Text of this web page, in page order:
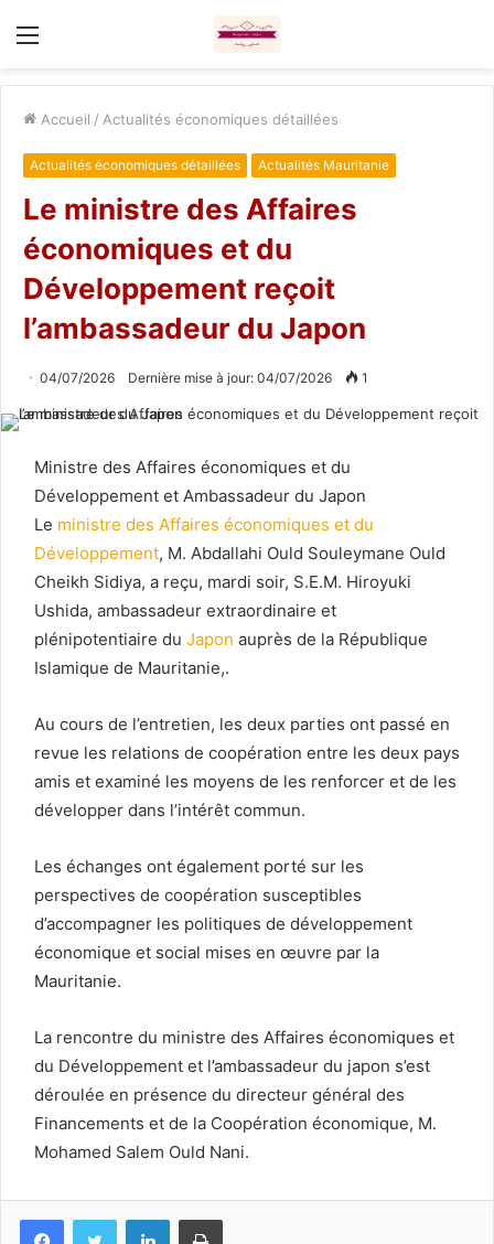
Menu
Accueil / Actualités économiques détaillées
Actualités économiques détaillées Actualités Mauritanie
Le ministre des Affaires
économiques et du
Développement reçoit
l’ambassadeur du Japon
04/07/2026 Dernière mise à jour: 04/07/2026 1
Ministre des Affaires économiques et du
Développement et Ambassadeur du Japon
Le ministre des Affaires économiques et du
Développement, M. Abdallahi Ould Souleymane Ould
Cheikh Sidiya, a reçu, mardi soir, S.E.M. Hiroyuki
Ushida, ambassadeur extraordinaire et
plénipotentiaire du Japon auprès de la République
Islamique de Mauritanie,.
Au cours de l’entretien, les deux parties ont passé en
revue les relations de coopération entre les deux pays
amis et examiné les moyens de les renforcer et de les
développer dans l’intérêt commun.
Les échanges ont également porté sur les
perspectives de coopération susceptibles
d’accompagner les politiques de développement
économique et social mises en œuvre par la
Mauritanie.
La rencontre du ministre des Affaires économiques et
du Développement et l’ambassadeur du japon s’est
déroulée en présence du directeur général des
Financements et de la Coopération économique, M.
Mohamed Salem Ould Nani.
FacebookTwitter LinkedinImprimer